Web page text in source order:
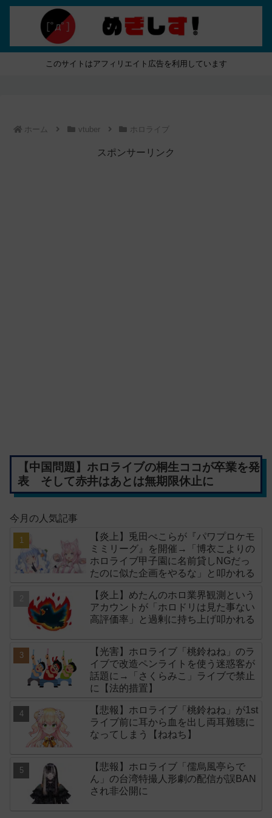
このサイトはアフィリエイト広告を利用しています
ホーム vtuber ホロライブ
スポンサーリンク
【中国問題】ホロライブの桐生ココが卒業を発
表 そして赤井はあとは無期限休止に
今月の人気記事
【炎上】兎田ぺこらが『パワプロケモ
ミミリーグ』を開催→「博衣こよりの
ホロライブ甲子園に名前貸しNGだっ
たのに似た企画をやるな」と叩かれる
【炎上】めたんのホロ業界観測という
アカウントが「ホロドリは見た事ない
高評価率」と過剰に持ち上げ叩かれる
【光害】ホロライブ「桃鈴ねね」のラ
イブで改造ペンライトを使う迷惑客が
話題に→「さくらみこ」ライブで禁止
に【法的措置】
【悲報】ホロライブ「桃鈴ねね」が1st
ライブ前に耳から血を出し両耳難聴に
なってしまう【ねねち】
【悲報】ホロライブ「儒烏風亭らで
ん」の台湾特撮人形劇の配信が誤BAN
され非公開に